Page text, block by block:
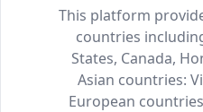
This platform
countries
States, Canada,
Asian countries:
European